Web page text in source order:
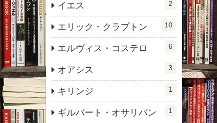
イエス 2
エリック・クラプトン 10
エルヴィス・コステロ 6
オアシス 3
キリンジ 1
ギルバート・オサリバン 1